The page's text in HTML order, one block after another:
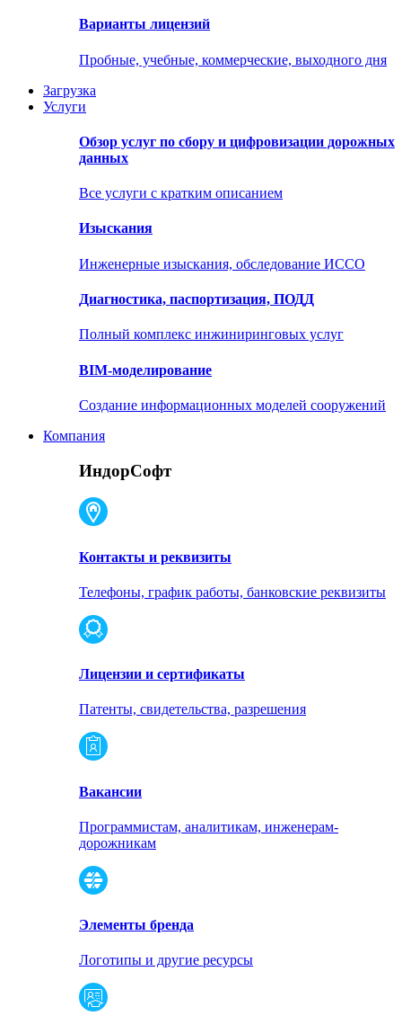
Варианты лицензий
Пробные, учебные, коммерческие, выходного дня
Загрузка
Услуги
Обзор услуг по сбору и цифровизации дорожных
данных
Все услуги с кратким описанием
Изыскания
Инженерные изыскания, обследование ИССО
Диагностика, паспортизация, ПОДД
Полный комплекс инжиниринговых услуг
BIM-моделирование
Создание информационных моделей сооружений
Компания
ИндорСофт
Контакты и реквизиты
Телефоны, график работы, банковские реквизиты
Лицензии и сертификаты
Патенты, свидетельства, разрешения
Вакансии
Программистам, аналитикам, инженерам-
дорожникам
Элементы бренда
Логотипы и другие ресурсы